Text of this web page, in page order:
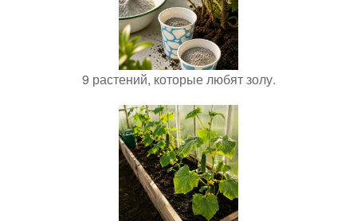
9 растений, которые любят золу.